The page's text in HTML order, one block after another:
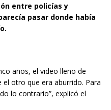
entre policías y
pasar donde había
años, el video lleno de
otro que era aburrido. Para
lo contrario”, explicó el